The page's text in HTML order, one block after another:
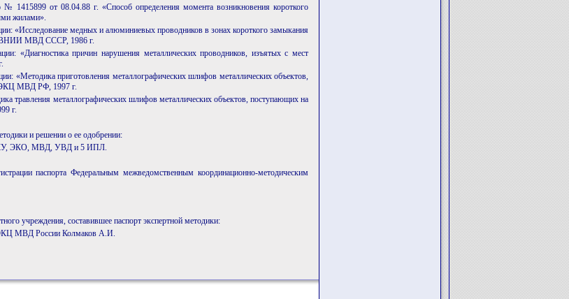
№ 1415899 от 08.04.88 г. «Способ определения момента возникновения короткого
жилами».
«Исследование медных и алюминиевых проводников в зонах короткого замыкания
ВНИИ МВД СССР, 1986 г.
«Диагностика причин нарушения металлических проводников, изъятых с мест
«Методика приготовления металлографических шлифов металлических объектов,
ЭКЦ МВД РФ, 1997 г.
травления металлографических шлифов металлических объектов, поступающих на
г.
и решении о ее одобрении:
ЭКО, МВД, УВД и 5 ИПЛ.
паспорта Федеральным межведомственным координационно-методическим
учреждения, составившее паспорт экспертной методики:
ЭКЦ МВД России Колмаков А.И.